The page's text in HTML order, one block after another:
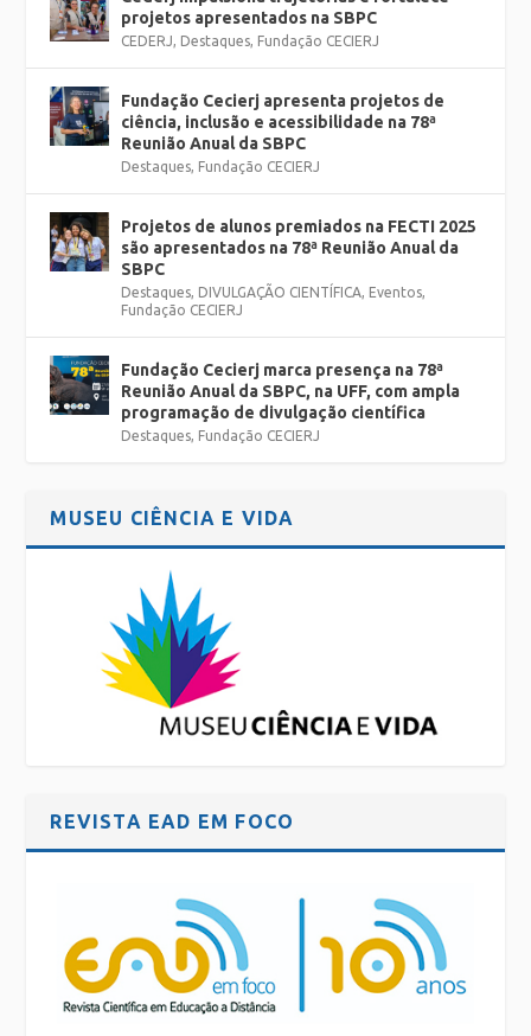
projetos apresentados na SBPC
CEDERJ, Destaques, Fundação CECIERJ
Fundação Cecierj apresenta projetos de
ciência, inclusão e acessibilidade na 78ª
Reunião Anual da SBPC
Destaques, Fundação CECIERJ
Projetos de alunos premiados na FECTI 2025
são apresentados na 78ª Reunião Anual da
SBPC
Destaques, DIVULGAÇÃO CIENTÍFICA, Eventos,
Fundação CECIERJ
Fundação Cecierj marca presença na 78ª
Reunião Anual da SBPC, na UFF, com ampla
programação de divulgação científica
Destaques, Fundação CECIERJ
MUSEU CIÊNCIA E VIDA
REVISTA EAD EM FOCO